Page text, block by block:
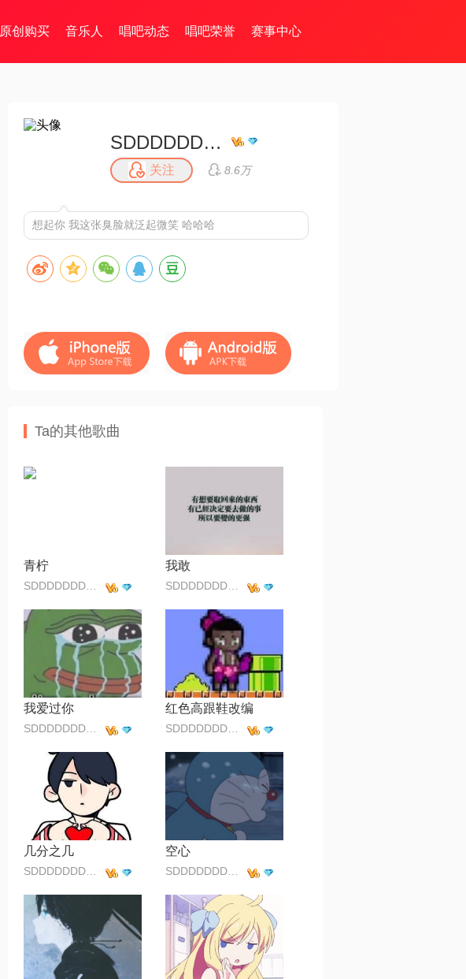
原创购买 音乐人 唱吧动态 唱吧荣誉 赛事中心
SDDDDDDDDFFFFF
关注 8.6万
想起你 我这张臭脸就泛起微笑 哈哈哈
Ta的其他歌曲
青柠 我敢
我爱过你 红色高跟鞋改编
几分之几 空心